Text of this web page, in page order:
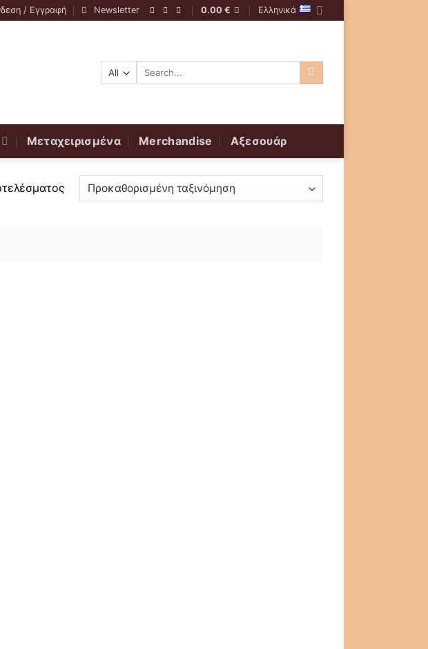
/ Εγγραφή Newsletter 0.00 € Ελληνικά
Αναζήτηση
Μεταχειρισμένα Merchandise Αξεσουάρ